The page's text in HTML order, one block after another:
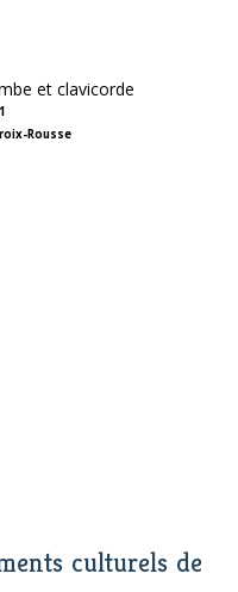
et clavicorde
Rousse
culturels de